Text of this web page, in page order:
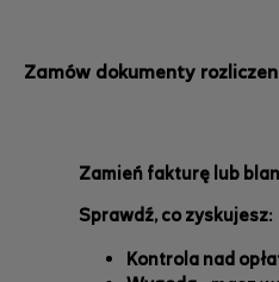
Zamów dokumenty
Zamień fakturę lub
Sprawdź, co zyskujesz:
Kontrola nad